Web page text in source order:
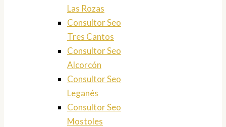
Las Rozas
Consultor Seo
Tres Cantos
Consultor Seo
Alcorcón
Consultor Seo
Leganés
Consultor Seo
Mostoles